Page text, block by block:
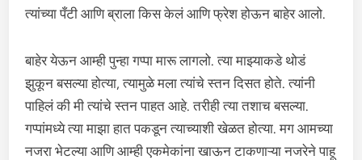
त्यांच्या पँटी आणि ब्राला किस केलं आणि फ्रेश होऊन बाहेर आलो.
बाहेर येऊन आम्ही पुन्हा गप्पा मारू लागलो. त्या माझ्याकडे थोडं
झुकून बसल्या होत्या, त्यामुळे मला त्यांचे स्तन दिसत होते. त्यांनी
पाहिलं की मी त्यांचे स्तन पाहत आहे. तरीही त्या तशाच बसल्या.
गप्पांमध्ये त्या माझा हात पकडून त्याच्याशी खेळत होत्या. मग आमच्या
नजरा भेटल्या आणि आम्ही एकमेकांना खाऊन टाकणाऱ्या नजरेने पाहू